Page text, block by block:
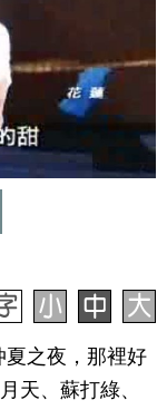
夏之夜，那裡好
天、蘇打綠、